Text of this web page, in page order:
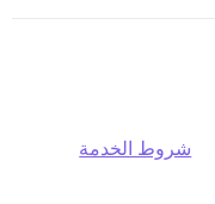
شروط الخدمة